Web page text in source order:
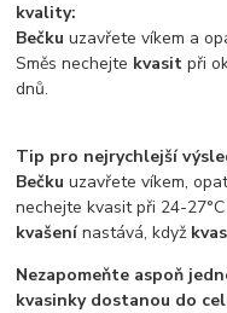
kvality:
Bečkuuzavřete víkem a
Směs nechejte kvasitpři
dnů.
Tip pro nejrychlejší
Bečkuuzavřete víkem,
nechejte kvasit při 24-
kvašenínastává, když
Nezapomeňte aspoň
kvasinky dostanou do